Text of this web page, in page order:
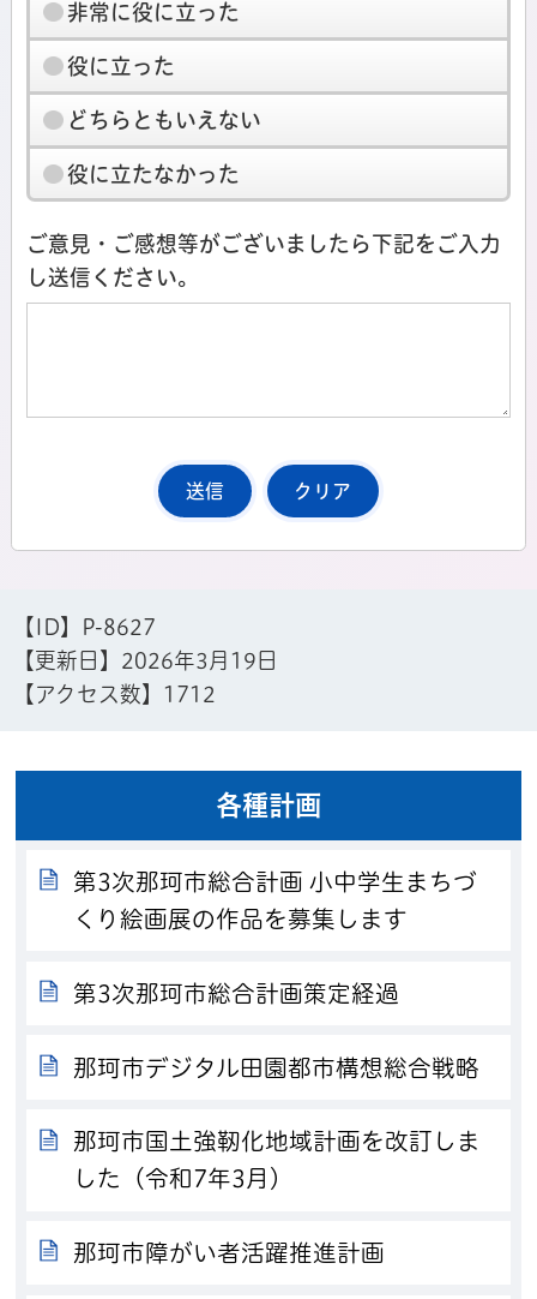
非常に役に立った
役に立った
どちらともいえない
役に立たなかった
ご意見・ご感想等がございましたら下記をご入力
し送信ください。
【ID】
P-8627
【更新日】 2026年3月19日
【アクセス数】
1712
各種計画
第3次那珂市総合計画 小中学生まちづ
くり絵画展の作品を募集します
第3次那珂市総合計画策定経過
那珂市デジタル田園都市構想総合戦略
那珂市国土強靭化地域計画を改訂しま
した（令和7年3月）
那珂市障がい者活躍推進計画